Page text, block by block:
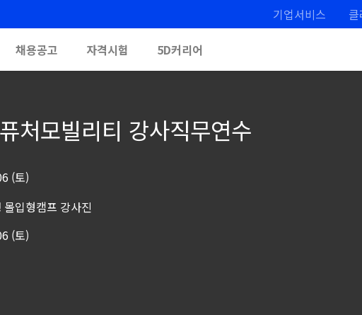
기업서비스
채용공고 자격시험 5D커리어
처모빌리티 강사직무연수
(토)
입형캠프 강사진
(토)